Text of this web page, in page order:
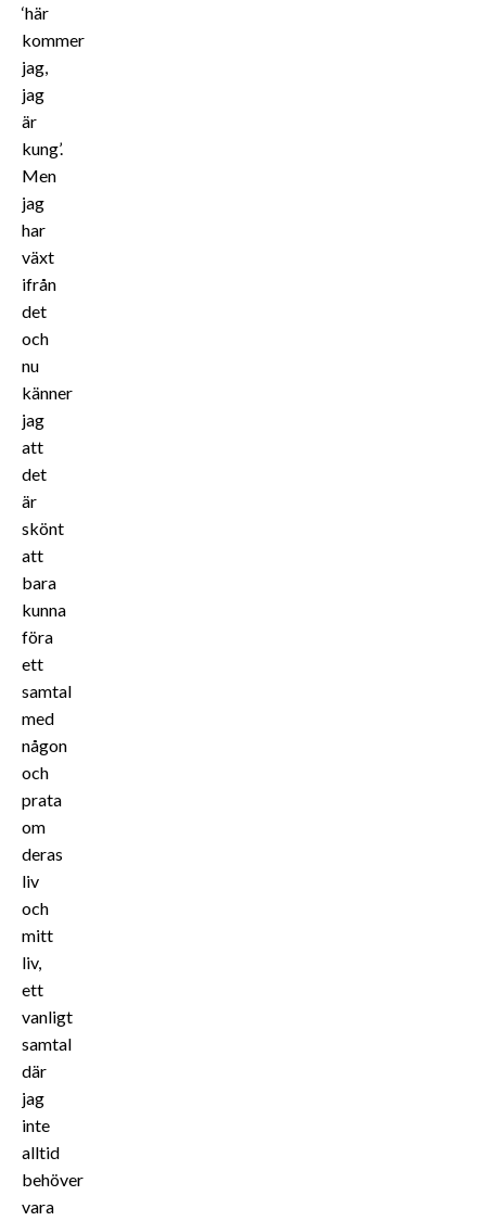
‘här
kommer
jag,
jag
är
kung’.
Men
jag
har
växt
ifrån
det
och
nu
känner
jag
att
det
är
skönt
att
bara
kunna
föra
ett
samtal
med
någon
och
prata
om
deras
liv
och
mitt
liv,
ett
vanligt
samtal
där
jag
inte
alltid
behöver
vara